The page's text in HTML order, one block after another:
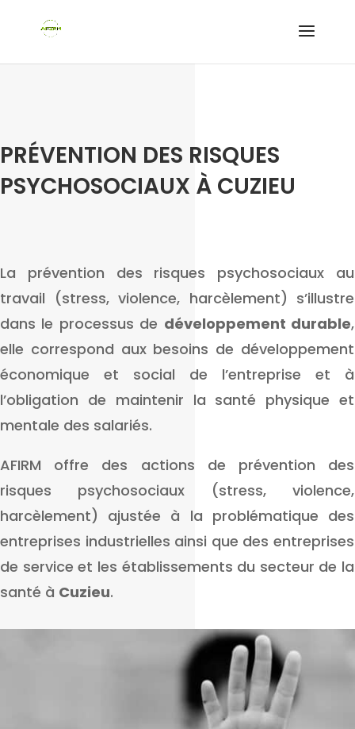
PRÉVENTION DES RISQUES
PSYCHOSOCIAUX À CUZIEU
La prévention des risques psychosociaux au
travail (stress, violence, harcèlement) s’illustre
dans le processus de développement durable,
elle correspond aux besoins de développement
économique et social de l’entreprise et à
l’obligation de maintenir la santé physique et
mentale des salariés.
AFIRM offre des actions de prévention des
risques psychosociaux (stress, violence,
harcèlement) ajustée à la problématique des
entreprises industrielles ainsi que des entreprises
de service et les établissements du secteur de la
santé à Cuzieu.